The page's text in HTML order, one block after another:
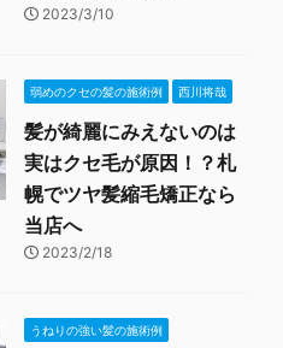
2023/3/10
弱めのクセの髪の施術例 西川将哉
髪が綺麗にみえないのは
実はクセ毛が原因！？札
幌でツヤ髪縮毛矯正なら
当店へ
2023/2/18
うねりの強い髪の施術例